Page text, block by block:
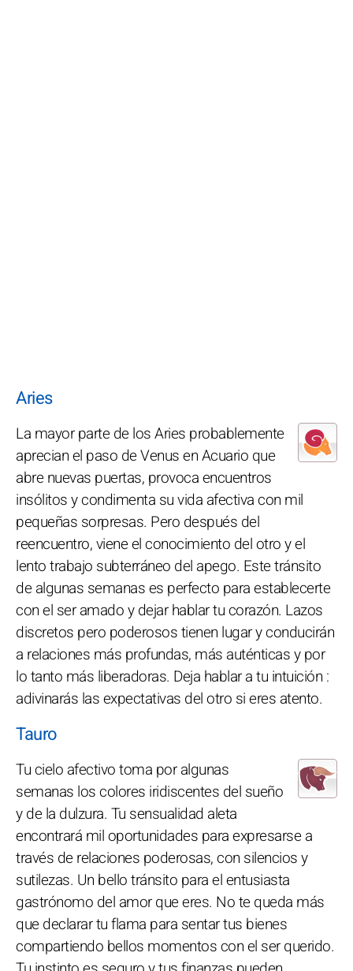
Aries
La mayor parte de los Aries probablemente
aprecian el paso de Venus en Acuario que
abre nuevas puertas, provoca encuentros
insólitos y condimenta su vida afectiva con mil
pequeñas sorpresas. Pero después del
reencuentro, viene el conocimiento del otro y el
lento trabajo subterráneo del apego. Este tránsito
de algunas semanas es perfecto para establecerte
con el ser amado y dejar hablar tu corazón. Lazos
discretos pero poderosos tienen lugar y conducirán
a relaciones más profundas, más auténticas y por
lo tanto más liberadoras. Deja hablar a tu intuición :
adivinarás las expectativas del otro si eres atento.
Tauro
Tu cielo afectivo toma por algunas
semanas los colores iridiscentes del sueño
y de la dulzura. Tu sensualidad aleta
encontrará mil oportunidades para expresarse a
través de relaciones poderosas, con silencios y
sutilezas. Un bello tránsito para el entusiasta
gastrónomo del amor que eres. No te queda más
que declarar tu flama para sentar tus bienes
compartiendo bellos momentos con el ser querido.